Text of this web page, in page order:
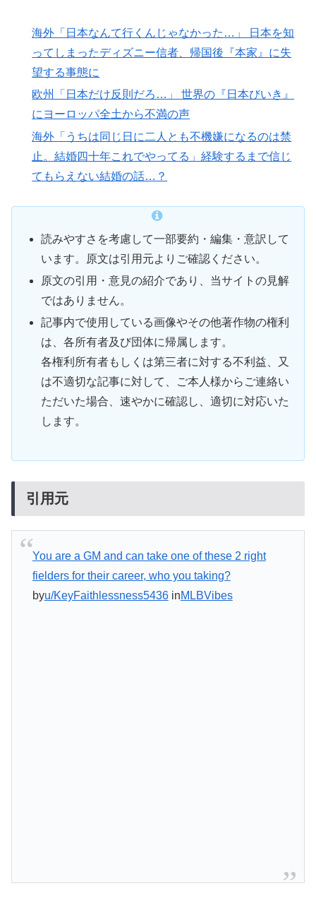
海外「日本なんて行くんじゃなかった…」 日本を知
ってしまったディズニー信者、帰国後『本家』に失
望する事態に
欧州「日本だけ反則だろ…」 世界の『日本びいき』
にヨーロッパ全土から不満の声
海外「うちは同じ日に二人とも不機嫌になるのは禁
止。結婚四十年これでやってる」経験するまで信じ
てもらえない結婚の話…？
読みやすさを考慮して一部要約・編集・意訳して
います。原文は引用元よりご確認ください。
原文の引用・意見の紹介であり、当サイトの見解
ではありません。
記事内で使用している画像やその他著作物の権利
は、各所有者及び団体に帰属します。
各権利所有者もしくは第三者に対する不利益、又
は不適切な記事に対して、ご本人様からご連絡い
ただいた場合、速やかに確認し、適切に対応いた
します。
引用元
You are a GM and can take one of these 2 right
fielders for their career, who you taking?
byu/KeyFaithlessness5436inMLBVibes